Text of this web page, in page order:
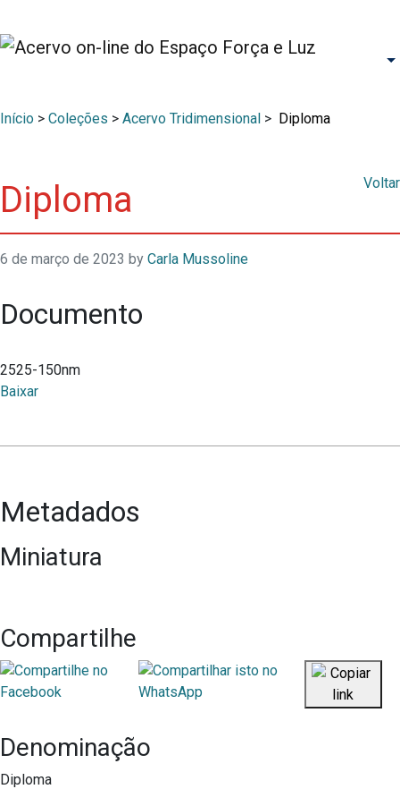
Início > Coleções > Acervo Tridimensional > Diploma
Diploma Voltar
6 de março de 2023 by Carla Mussoline
Documento
2525-150nm
Baixar
Metadados
Miniatura
Compartilhe
Denominação
Diploma